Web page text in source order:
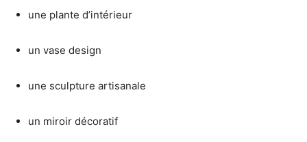
une plante d’intérieur
un vase design
une sculpture artisanale
un miroir décoratif